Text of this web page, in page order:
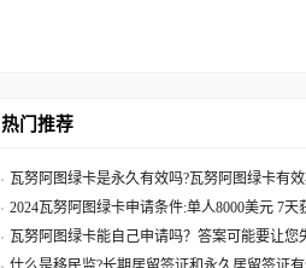
热门推荐
瓦努阿图绿卡是永久有效吗?瓦努阿图绿卡有
2024瓦努阿图绿卡申请条件:单人8000美元 7天
瓦努阿图绿卡能自己申请吗？答案可能要让您